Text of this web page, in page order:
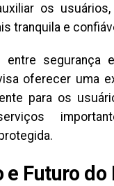
os usuários,
tranquila e
entre segurança
oferecer uma
para os
e Futuro do